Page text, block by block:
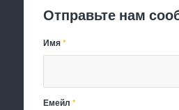
Отправьте нам
Имя*
Емейл*